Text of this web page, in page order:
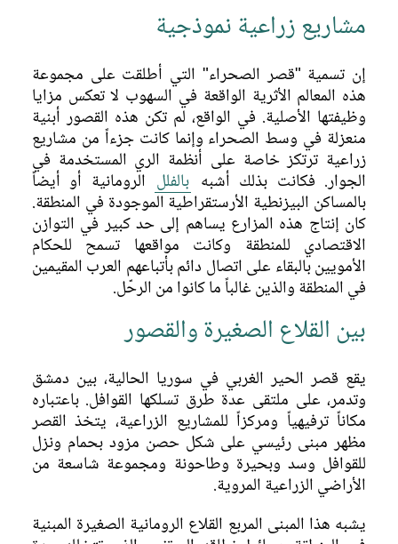
مشاريع زراعية نموذجية
إن تسمية "قصر الصحراء" التي أطلقت على مجموعة
هذه المعالم الأثرية الواقعة في السهوب لا تعكس مزايا
وظيفتها الأصلية. في الواقع، لم تكن هذه القصور أبنية
منعزلة في وسط الصحراء وإنما كانت جزءاً من مشاريع
زراعية ترتكز خاصة على أنظمة الري المستخدمة في
الجوار. فكانت بذلك أشبه بالفلل الرومانية أو أيضاً
بالمساكن البيزنطية الأرستقراطية الموجودة في المنطقة.
كان إنتاج هذه المزارع يساهم إلى حد كبير في التوازن
الاقتصادي للمنطقة وكانت مواقعها تسمح للحكام
الأمويين بالبقاء على اتصال دائم بأتباعهم العرب المقيمين
في المنطقة والذين غالباً ما كانوا من الرحّل.
بين القلاع الصغيرة والقصور
يقع قصر الحير الغربي في سوريا الحالية، بين دمشق
وتدمر، على ملتقى عدة طرق تسلكها القوافل. باعتباره
مكاناً ترفيهياً ومركزاً للمشاريع الزراعية، يتخذ القصر
مظهر مبنى رئيسي على شكل حصن مزود بحمام ونزل
للقوافل وسد وبحيرة وطاحونة ومجموعة شاسعة من
الأراضي الزراعية المروية.
يشبه هذا المبنى المربع القلاع الرومانية الصغيرة المبنية